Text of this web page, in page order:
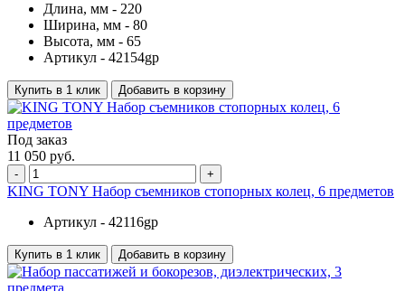
Длина, мм - 220
Ширина, мм - 80
Высота, мм - 65
Артикул - 42154gp
Купить в 1 клик Добавить в корзину
Под заказ
11 050 руб.
- +
KING TONY Набор съемников стопорных колец, 6 предметов
Артикул - 42116gp
Купить в 1 клик Добавить в корзину